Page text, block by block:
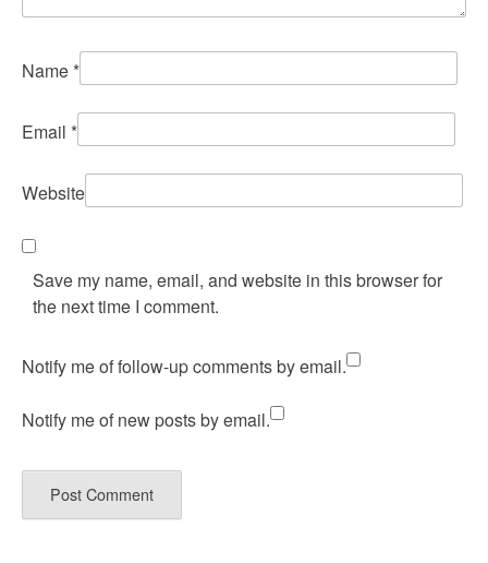
Name *
Email *
Website
Save my name, email, and website in this browser for
the next time I comment.
Notify me of follow-up comments by email.
Notify me of new posts by email.